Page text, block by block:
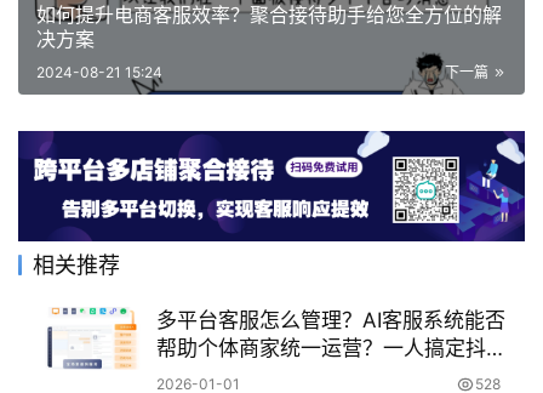
如何提升电商客服效率？聚合接待助手给您全方位的解
决方案
下一篇
2024-08-21 15:24
相关推荐
多平台客服怎么管理？AI客服系统能否
帮助个体商家统一运营？一人搞定抖
音、小红书等十个后台的咨询问题！
2026-01-01 528